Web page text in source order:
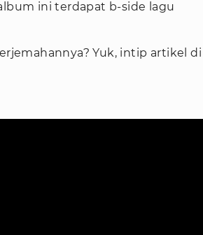
ini terdapat b-side lagu
Yuk, intip artikel di